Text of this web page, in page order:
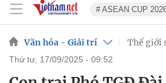
# ASEAN CUP
Văn hóa - Giải trí Thế giới
thứ tư, 17/09/2025 - 09:52